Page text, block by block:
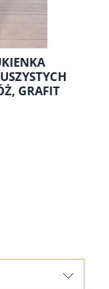
GRAFIT